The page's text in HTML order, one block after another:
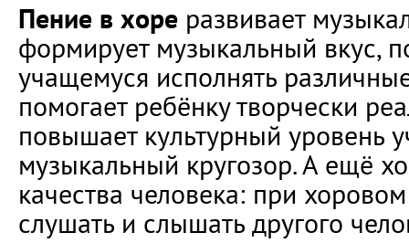
Пение в хоре развивает
формирует музыкальный вкус,
учащемуся исполнять
помогает ребёнку творчески
повышает культурный уровень
музыкальный кругозор. А ещё
качества человека: при
слушать и слышать другого